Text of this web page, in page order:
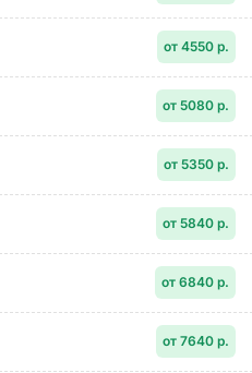
от 4550 р.
от 5080 р.
от 5350 р.
от 5840 р.
от 6840 р.
от 7640 р.